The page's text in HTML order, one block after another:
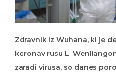
Zdravnik iz Wuhana, ki je
koronavirusu Li
zaradi virusa, so danes